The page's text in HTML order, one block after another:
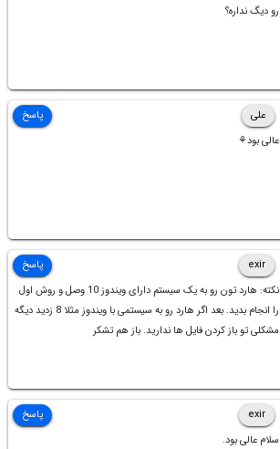
رو دیگ نداره؟
علی
عالی بود⚘
پاسخ
exir
نکته: هارد تون رو به یک سیستم دارای ویندوز 10 وصل و روش اول
را انجام بدید. بعد اگر هارد رو به سیستمی با ویندوز مثلا 8 زدید دیگه
مشکلی تو باز کردن فایل ها ندارید. باز هم تشکر
پاسخ
exir
سلام عالی بود.
پاسخ